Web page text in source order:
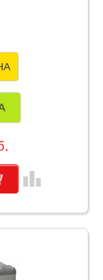
leaderboard